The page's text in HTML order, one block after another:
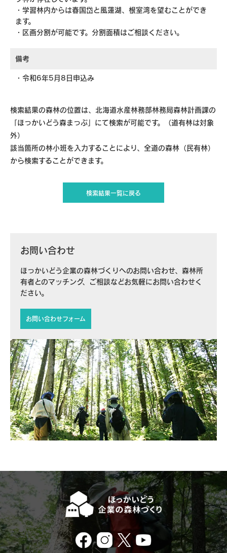
・学習林内からは春国岱と風蓮湖、根室湾を望むことができ
ます。
・区画分割が可能です。分割面積はご相談ください。
備考
・令和6年5月8日申込み
検索結果の森林の位置は、北海道水産林務部林務局森林計画課の
「ほっかいどう森まっぷ」にて検索が可能です。（道有林は対象
外）
該当箇所の林小班を入力することにより、全道の森林（民有林）
から検索することができます。
検索結果一覧に戻る
お問い合わせ
ほっかいどう企業の森林づくりへのお問い合わせ、森林所
有者とのマッチング、ご相談などお気軽にお問い合わせく
ださい。
お問い合わせフォーム